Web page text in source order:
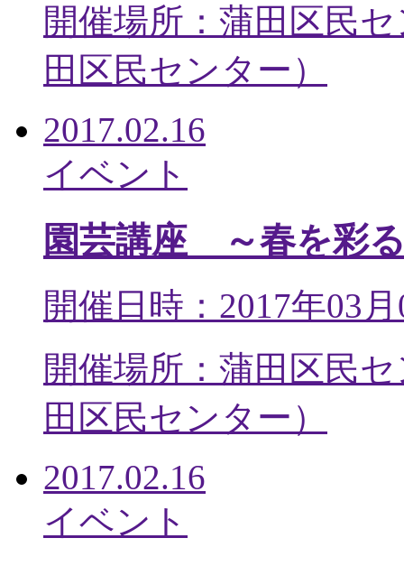
開催場所：蒲田区民
田区民センター ）
2017.02.16
イベント
園芸講座 ～春を彩
開催日時：2017年03
開催場所：蒲田区民
田区民センター ）
2017.02.16
イベント